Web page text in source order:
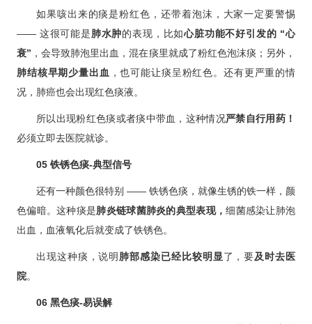
如果咳出来的痰是粉红色，还带着泡沫，大家一定要警惕
—— 这很可能是肺水肿的表现，比如心脏功能不好引发的 “心
衰” ，会导致肺泡里出血，混在痰里就成了粉红色泡沫痰；另外，
肺结核早期少量出血 ，也可能让痰呈粉红色。还有更严重的情
况，肺癌也会出现红色痰液。
所以出现粉红色痰或者痰中带血，这种情况严禁自行用药！
必须立即去医院就诊。
05 铁锈色痰-典型信号
还有一种颜色很特别 —— 铁锈色痰，就像生锈的铁一样，颜
色偏暗。这种痰是肺炎链球菌肺炎的典型表现，细菌感染让肺泡
出血，血液氧化后就变成了铁锈色。
出现这种痰，说明 肺部感染已经比较明显了，要及时去医
院。
06 黑色痰-易误解